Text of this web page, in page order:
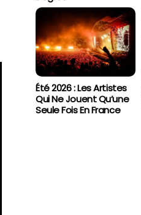
Été 2026 : Les Artistes
Qui Ne Jouent Qu’une
Seule Fois En France